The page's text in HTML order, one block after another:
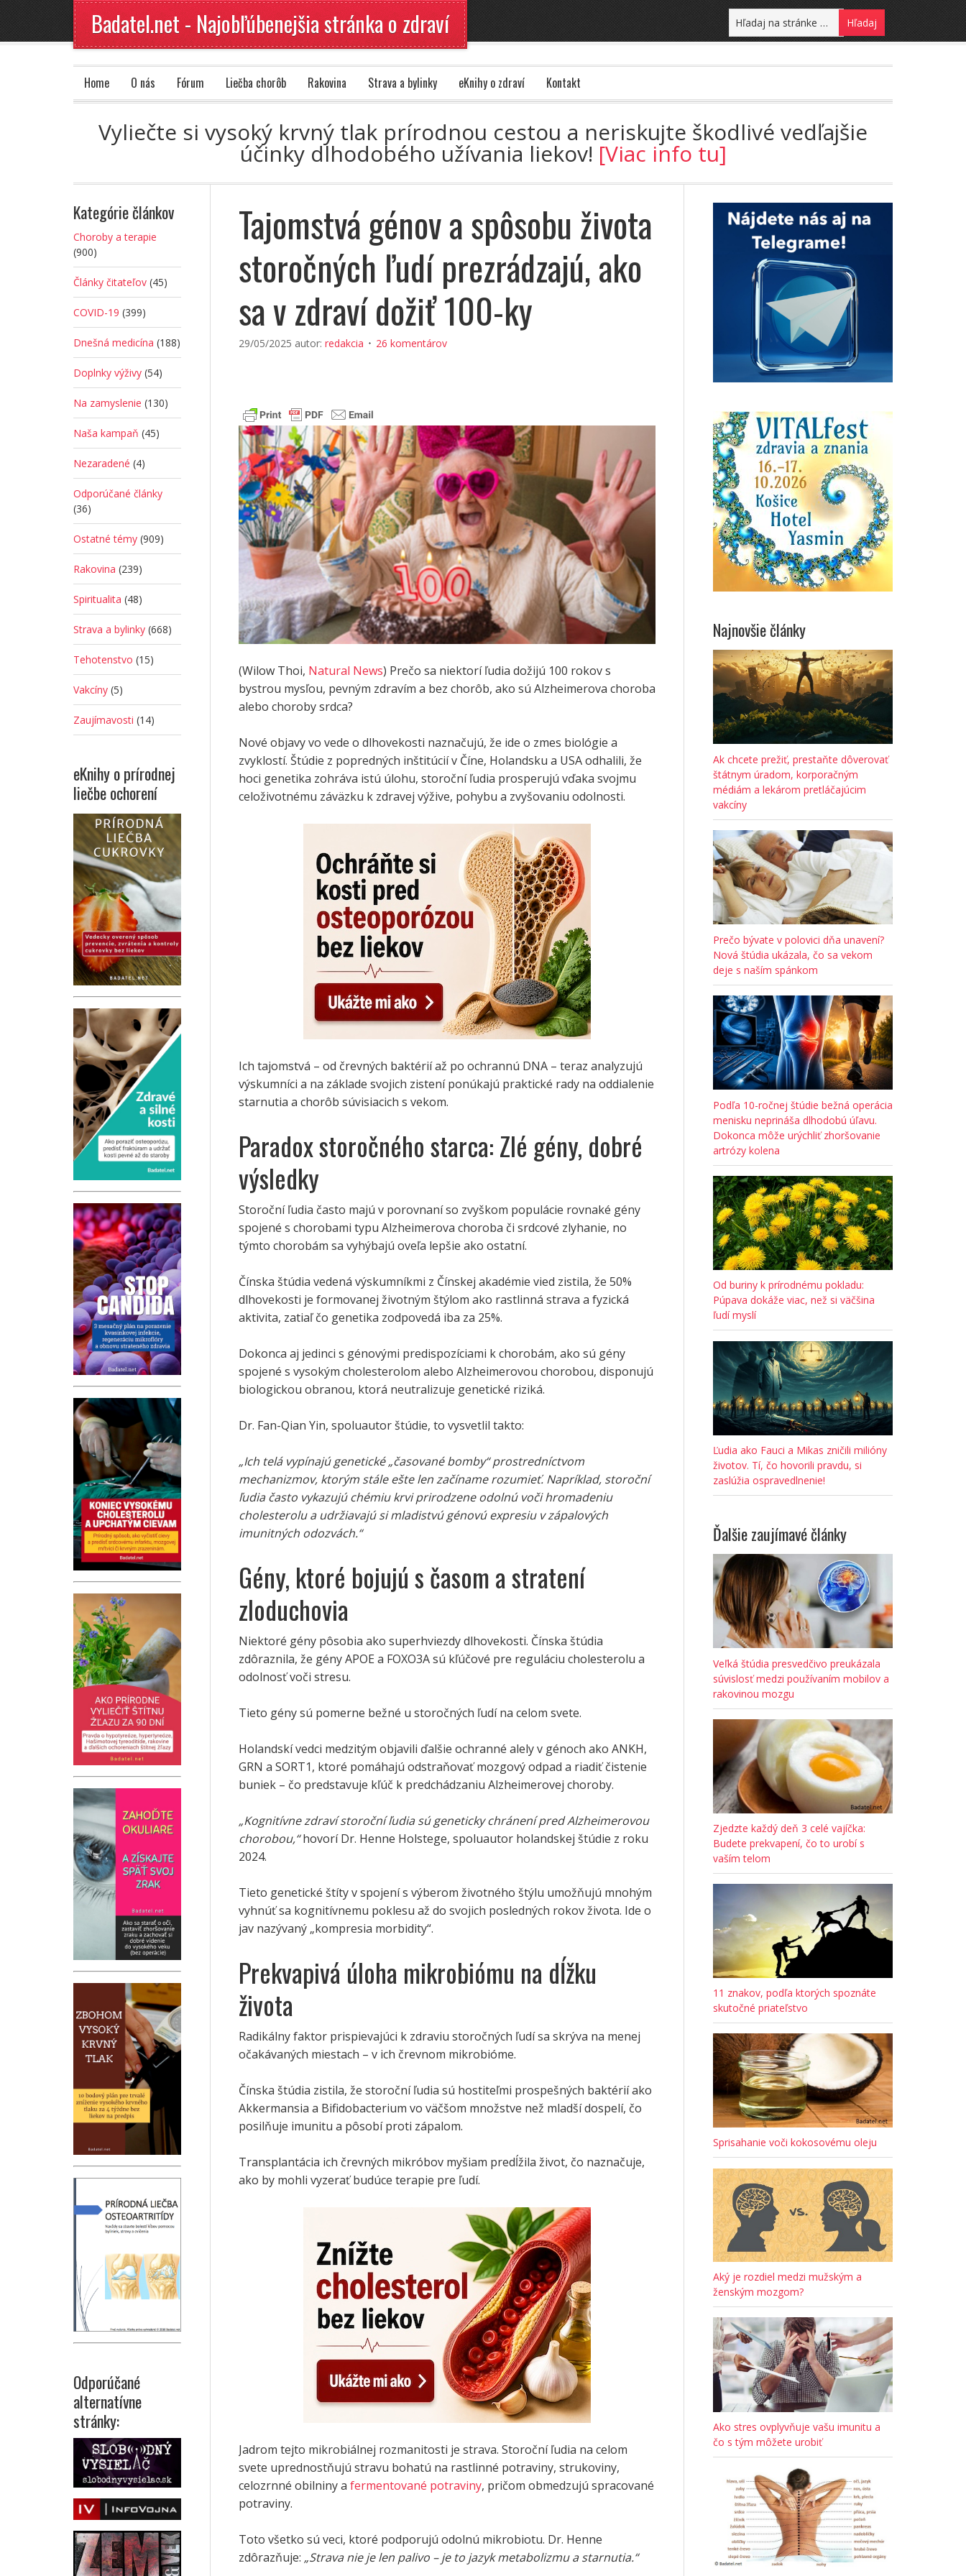
Badatel.net - Najobľúbenejšia stránka o zdraví
Home O nás Fórum Liečba chorôb Rakovina Strava a bylinky eKnihy o zdraví Kontakt
Vyliečte si vysoký krvný tlak prírodnou cestou a neriskujte škodlivé vedľajšie
účinky dlhodobého užívania liekov! [Viac info tu]
Tajomstvá génov a spôsobu života
storočných ľudí prezrádzajú, ako
sa v zdraví dožiť 100-ky
29/05/2025 autor: redakcia 26 komentárov
(Wilow Thoi, Natural News) Prečo sa niektorí ľudia dožijú 100 rokov s
bystrou mysľou, pevným zdravím a bez chorôb, ako sú Alzheimerova choroba
alebo choroby srdca?
Nové objavy vo vede o dlhovekosti naznačujú, že ide o zmes biológie a
zvyklostí. Štúdie z popredných inštitúcií v Číne, Holandsku a USA odhalili, že
hoci genetika zohráva istú úlohu, storoční ľudia prosperujú vďaka svojmu
celoživotnému záväzku k zdravej výžive, pohybu a zvyšovaniu odolnosti.
Ich tajomstvá – od črevných baktérií až po ochrannú DNA – teraz analyzujú
výskumníci a na základe svojich zistení ponúkajú praktické rady na oddialenie
starnutia a chorôb súvisiacich s vekom.
Paradox storočného starca: Zlé gény, dobré
výsledky
Storoční ľudia často majú v porovnaní so zvyškom populácie rovnaké gény
spojené s chorobami typu Alzheimerova choroba či srdcové zlyhanie, no
týmto chorobám sa vyhýbajú oveľa lepšie ako ostatní.
Čínska štúdia vedená výskumníkmi z Čínskej akadémie vied zistila, že 50%
dlhovekosti je formovanej životným štýlom ako rastlinná strava a fyzická
aktivita, zatiaľ čo genetika zodpovedá iba za 25%.
Dokonca aj jedinci s génovými predispozíciami k chorobám, ako sú gény
spojené s vysokým cholesterolom alebo Alzheimerovou chorobou, disponujú
biologickou obranou, ktorá neutralizuje genetické riziká.
Dr. Fan-Qian Yin, spoluautor štúdie, to vysvetlil takto:
„Ich telá vypínajú genetické „časované bomby“ prostredníctvom
mechanizmov, ktorým stále ešte len začíname rozumieť. Napríklad, storoční
ľudia často vykazujú chémiu krvi prirodzene odolnú voči hromadeniu
cholesterolu a udržiavajú si mladistvú génovú expresiu v zápalových
imunitných odozvách.“
Gény, ktoré bojujú s časom a stratení
zloduchovia
Niektoré gény pôsobia ako superhviezdy dlhovekosti. Čínska štúdia
zdôraznila, že gény APOE a FOXO3A sú kľúčové pre reguláciu cholesterolu a
odolnosť voči stresu.
Tieto gény sú pomerne bežné u storočných ľudí na celom svete.
Holandskí vedci medzitým objavili ďalšie ochranné alely v génoch ako ANKH,
GRN a SORT1, ktoré pomáhajú odstraňovať mozgový odpad a riadiť čistenie
buniek – čo predstavuje kľúč k predchádzaniu Alzheimerovej choroby.
„Kognitívne zdraví storoční ľudia sú geneticky chránení pred Alzheimerovou
chorobou,“hovorí Dr. Henne Holstege, spoluautor holandskej štúdie z roku
2024.
Tieto genetické štíty v spojení s výberom životného štýlu umožňujú mnohým
vyhnúť sa kognitívnemu poklesu až do svojich posledných rokov života. Ide o
jav nazývaný „kompresia morbidity“.
Prekvapivá úloha mikrobiómu na dĺžku
života
Radikálny faktor prispievajúci k zdraviu storočných ľudí sa skrýva na menej
očakávaných miestach – v ich črevnom mikrobióme.
Čínska štúdia zistila, že storoční ľudia sú hostiteľmi prospešných baktérií ako
Akkermansia a Bifidobacterium vo väčšom množstve než mladší dospelí, čo
posilňuje imunitu a pôsobí proti zápalom.
Transplantácia ich črevných mikróbov myšiam predĺžila život, čo naznačuje,
ako by mohli vyzerať budúce terapie pre ľudí.
Jadrom tejto mikrobiálnej rozmanitosti je strava. Storoční ľudia na celom
svete uprednostňujú stravu bohatú na rastlinné potraviny, strukoviny,
celozrnné obilniny a fermentované potraviny, pričom obmedzujú spracované
potraviny.
Toto všetko sú veci, ktoré podporujú odolnú mikrobiotu. Dr. Henne
zdôrazňuje: „Strava nie je len palivo – je to jazyk metabolizmu a starnutia.“
Najnovšie články
Ak chcete prežiť, prestaňte dôverovať
štátnym úradom, korporačným
médiám a lekárom pretláčajúcim
vakcíny
Prečo bývate v polovici dňa unavení?
Nová štúdia ukázala, čo sa vekom
deje s naším spánkom
Podľa 10-ročnej štúdie bežná operácia
menisku neprináša dlhodobú úľavu.
Dokonca môže urýchliť zhoršovanie
artrózy kolena
Od buriny k prírodnému pokladu:
Púpava dokáže viac, než si väčšina
ľudí myslí
Ľudia ako Fauci a Mikas zničili milióny
životov. Tí, čo hovorili pravdu, si
zaslúžia ospravedlnenie!
Ďalšie zaujímavé články
Veľká štúdia presvedčivo preukázala
súvislosť medzi používaním mobilov a
rakovinou mozgu
Zjedzte každý deň 3 celé vajíčka:
Budete prekvapení, čo to urobí s
vaším telom
11 znakov, podľa ktorých spoznáte
skutočné priateľstvo
Sprisahanie voči kokosovému oleju
Aký je rozdiel medzi mužským a
ženským mozgom?
Ako stres ovplyvňuje vašu imunitu a
čo s tým môžete urobiť
Kategórie článkov
Choroby a terapie
(900)
Články čitateľov (45)
COVID-19 (399)
Dnešná medicína (188)
Doplnky výživy (54)
Na zamyslenie (130)
Naša kampaň (45)
Nezaradené (4)
Odporúčané články
(36)
Ostatné témy (909)
Rakovina (239)
Spiritualita (48)
Strava a bylinky (668)
Tehotenstvo (15)
Vakcíny (5)
Zaujímavosti (14)
eKnihy o prírodnej
liečbe ochorení
Odporúčané
alternatívne
stránky: